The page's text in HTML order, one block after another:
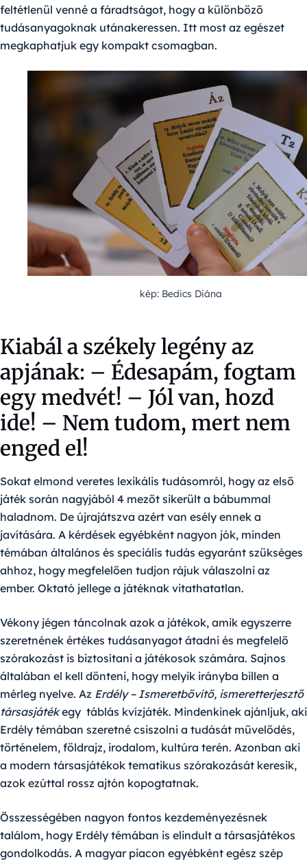
feltétlenül venné a fáradtságot, hogy a különböző
tudásanyagoknak utánakeressen. Itt most az egészet
megkaphatjuk egy kompakt csomagban.
kép: Bedics Diána
Kiabál a székely legény az
apjának: – Édesapám, fogtam
egy medvét! – Jól van, hozd
ide! – Nem tudom, mert nem
enged el!
Sokat elmond veretes lexikális tudásomról, hogy az első
játék során nagyjából 4 mezőt sikerült a bábummal
haladnom. De újrajátszva azért van esély ennek a
javítására. A kérdések egyébként nagyon jók, minden
témában általános és speciális tudás egyaránt szükséges
ahhoz, hogy megfelelően tudjon rájuk válaszolni az
ember. Oktató jellege a játéknak vitathatatlan.
Vékony jégen táncolnak azok a játékok, amik egyszerre
szeretnének értékes tudásanyagot átadni és megfelelő
szórakozást is biztosítani a játékosok számára. Sajnos
általában el kell dönteni, hogy melyik irányba billen a
mérleg nyelve. Az Erdély – Ismeretbővítő, ismeretterjesztő
társasjátékegy táblás kvízjáték. Mindenkinek ajánljuk, aki
Erdély témában szeretné csiszolni a tudását művelődés,
történelem, földrajz, irodalom, kultúra terén. Azonban aki
a modern társasjátékok tematikus szórakozását keresik,
azok ezúttal rossz ajtón kopogtatnak.
Összességében nagyon fontos kezdeményezésnek
találom, hogy Erdély témában is elindult a társasjátékos
gondolkodás. A magyar piacon egyébként egész szép